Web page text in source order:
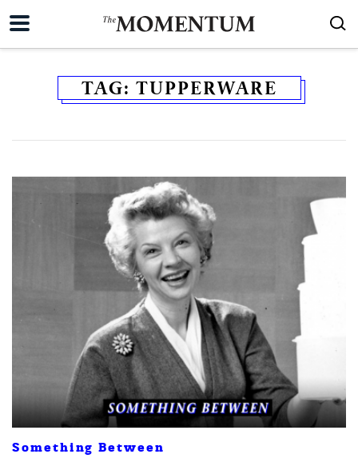
TAG: TUPPERWARE
Something Between
SHARE TWEET